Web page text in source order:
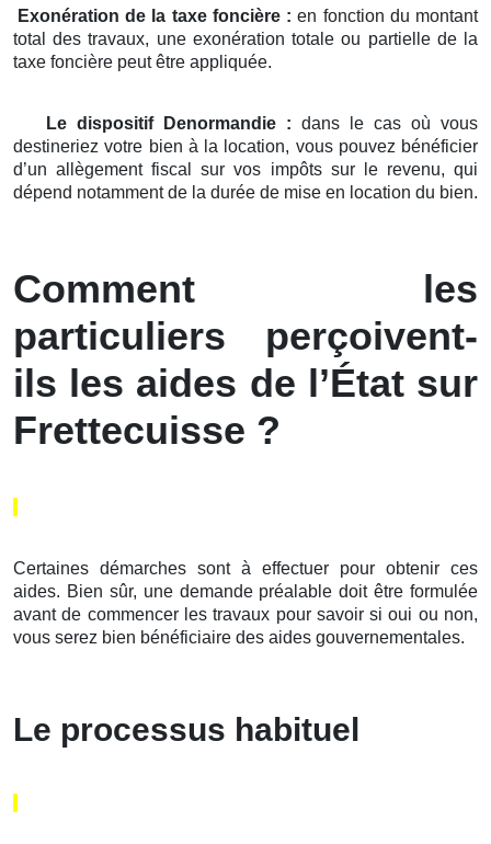
Exonération de la taxe foncière : en fonction du montant
total des travaux, une exonération totale ou partielle de la
taxe foncière peut être appliquée.
Le dispositif Denormandie : dans le cas où vous
destineriez votre bien à la location, vous pouvez bénéficier
d’un allègement fiscal sur vos impôts sur le revenu, qui
dépend notamment de la durée de mise en location du bien.
Comment les
particuliers perçoivent-
ils les aides de l’État sur
Frettecuisse ?
Certaines démarches sont à effectuer pour obtenir ces
aides. Bien sûr, une demande préalable doit être formulée
avant de commencer les travaux pour savoir si oui ou non,
vous serez bien bénéficiaire des aides gouvernementales.
Le processus habituel